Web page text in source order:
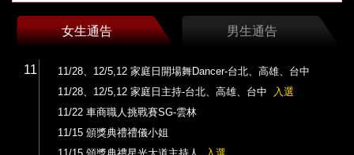
女生通告 男生通告
11
11/28、12/5,12 家庭日開場舞Dancer-台北、高雄、台中
11/28、12/5,12 家庭日主持-台北、高雄、台中
入選
11/22 車商職人挑戰賽SG-雲林
11/15 頒獎典禮禮儀小姐